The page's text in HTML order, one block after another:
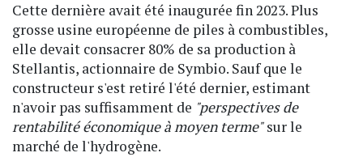
Cette dernière avait été inaugurée fin 2023. Plus
grosse usine européenne de piles à combustibles,
elle devait consacrer 80% de sa production à
Stellantis, actionnaire de Symbio. Sauf que le
constructeur s'est retiré l'été dernier, estimant
n'avoir pas suffisamment de "perspectives de
rentabilité économique à moyen terme"sur le
marché de l'hydrogène.